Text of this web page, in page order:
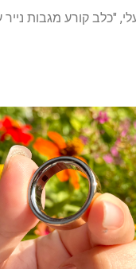
"כלב קורע מגבות